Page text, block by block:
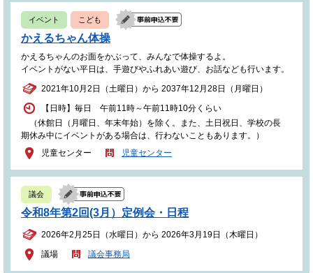
イベント こども
かえるちゃん体操
かえるちゃんのお面をかぶって、みんなで体操するよ。
イベントがない平日は、手遊びやふれあい遊び、お話なども行います。
2021年10月2日（土曜日）から 2037年12月28日（月曜日）
【日時】毎日 午前11時～午前11時10分くらい
（休館日（月曜日、年末年始）を除く。また、土日祝日、学校の長
期休み中にイベントがある場合は、行わないこともあります。）
児童センター
児童センター
議会
令和8年第2回(3月）定例会・日程
2026年2月25日（水曜日）から 2026年3月19日（木曜日）
議場
議会事務局